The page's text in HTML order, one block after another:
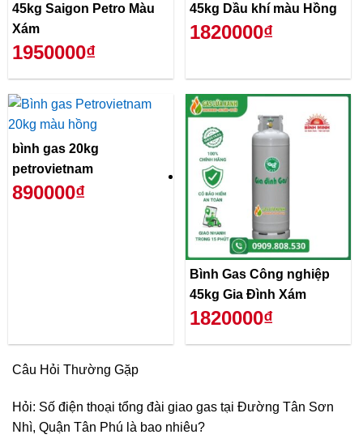
45kg Saigon Petro Màu
Xám
1950000₫
45kg Dầu khí màu Hồng
1820000₫
bình gas 20kg
petrovietnam
890000₫
Bình Gas Công nghiệp
45kg Gia Đình Xám
1820000₫
Câu Hỏi Thường Gặp
Hỏi: Số điện thoại tổng đài giao gas tại Đường Tân Sơn
Nhì, Quận Tân Phú là bao nhiêu?